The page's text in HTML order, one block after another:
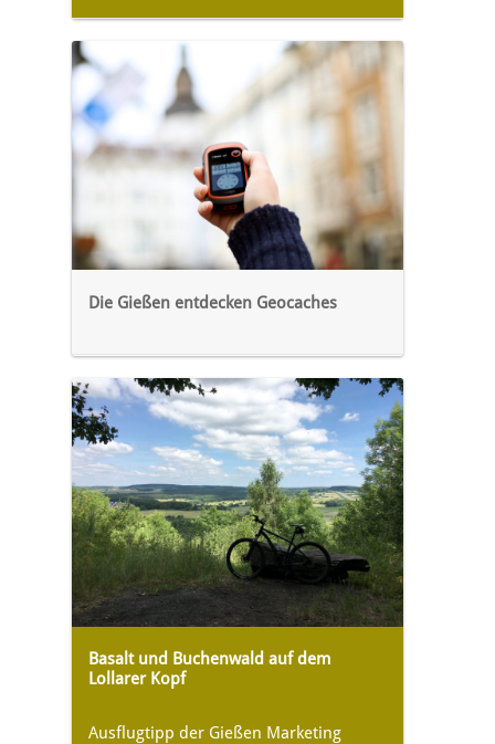
Die Gießen entdecken Geocaches
Basalt und Buchenwald auf dem
Lollarer Kopf
Ausflugtipp der Gießen Marketing